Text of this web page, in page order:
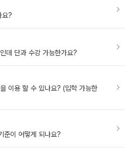
요?
데 단과 수강 가능한가요?
이용 할 수 있나요? (입학 가능한
준이 어떻게 되나요?